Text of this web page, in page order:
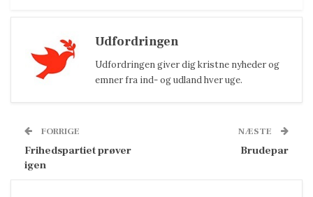
Udfordringen
Udfordringen giver dig kristne nyheder og
emner fra ind- og udland hver uge.
FORRIGE
Frihedspartiet prøver
igen
NÆSTE
Brudepar